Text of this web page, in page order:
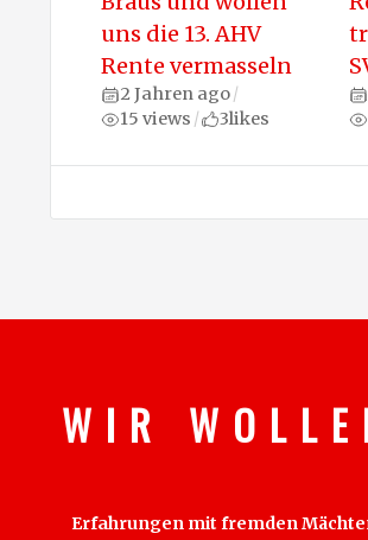
uns die 13. AHV
Rente vermasseln
2 Jahren ago/
15 views / 3likes
W I R W O L L
Erfahrungen mit fremden